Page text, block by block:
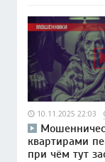
10.11.2025 22:03
квартирами
при чём тут